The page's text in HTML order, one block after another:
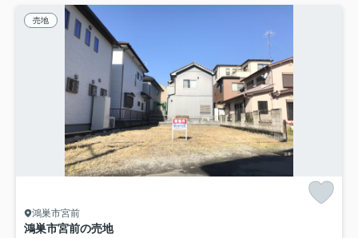
売地
鴻巣市宮前
鴻巣市宮前の売地